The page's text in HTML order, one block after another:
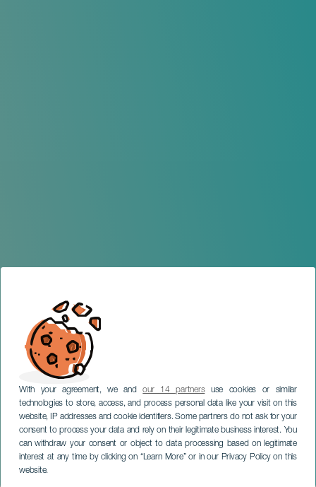
With your agreement, we andour 14 partnersuse cookies or similar
technologies to store, access, and process personal data like your visit on this
website, IP addresses and cookie identifiers. Some partners do not ask for your
consent to process your data and rely on their legitimate business interest. You
can withdraw your consent or object to data processing based on legitimate
interest at any time by clicking on “Learn More” or in our Privacy Policy on this
website.
Ensemble Nasmé &
Michael BarenBoim
LANZAROTE